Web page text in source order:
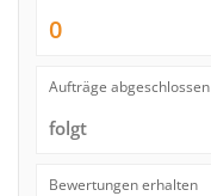
0
Aufträge abgeschlossen
folgt
Bewertungen erhalten